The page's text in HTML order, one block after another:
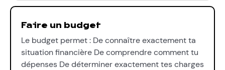
Faire un budget
Le budget permet : De connaître exactement ta
situation financière De comprendre comment tu
dépenses De déterminer exactement tes charges